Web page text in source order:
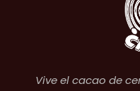
Vive el cacao de